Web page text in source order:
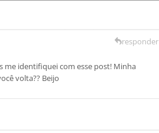
me identifiquei com esse post! Minha
volta?? Beijo
responder